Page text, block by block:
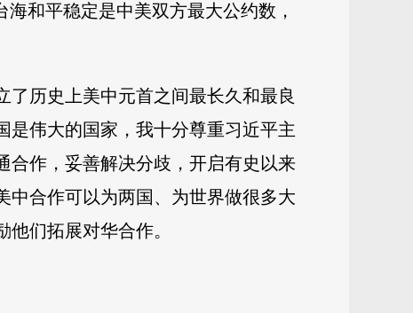
和平稳定是中美双方最大公约数，
历史上美中元首之间最长久和最良
是伟大的国家，我十分尊重习近平主
合作，妥善解决分歧，开启有史以来
中合作可以为两国、为世界做很多大
们拓展对华合作。